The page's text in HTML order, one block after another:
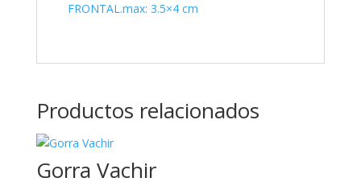
FRONTAL.max: 3.5×4 cm
Productos relacionados
Gorra Vachir